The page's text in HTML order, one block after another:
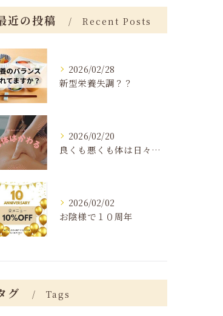
近の投稿 Recent Posts
2026/02/28
新型栄養失調？？
2026/02/20
良くも悪くも体は日々変化する
2026/02/02
お陰様で１０周年
グ Tags